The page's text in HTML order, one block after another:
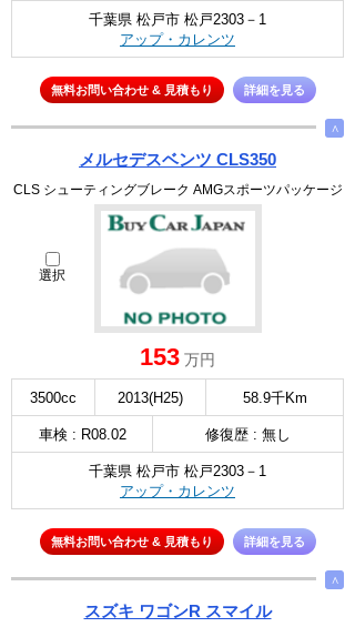
千葉県 松戸市 松戸2303－1
アップ・カレンツ
無料お問い合わせ & 見積もり 詳細を見る
∧
メルセデスベンツ CLS350
CLS シューティングブレーク AMGスポーツパッケージ
選択
153 万円
3500cc 2013(H25) 58.9千Km
車検 : R08.02 修復歴 : 無し
千葉県 松戸市 松戸2303－1
アップ・カレンツ
無料お問い合わせ & 見積もり 詳細を見る
∧
スズキ ワゴンR スマイル